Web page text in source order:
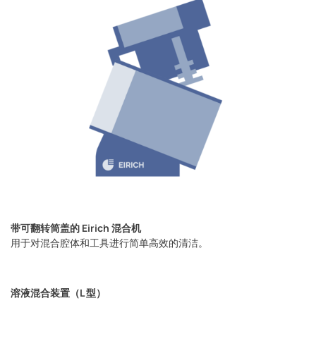
带可翻转筒盖的 Eirich 混合机
用于对混合腔体和工具进行简单高效的清洁。
溶液混合装置（L 型）